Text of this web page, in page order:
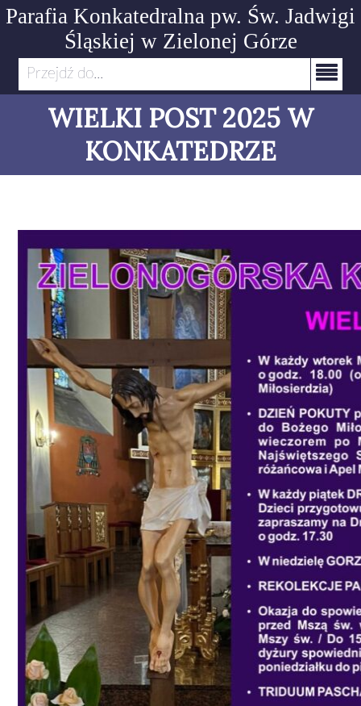
Parafia Konkatedralna pw. Św. Jadwigi
Śląskiej w Zielonej Górze
Przejdź do...
WIELKI POST 2025 W
KONKATEDRZE